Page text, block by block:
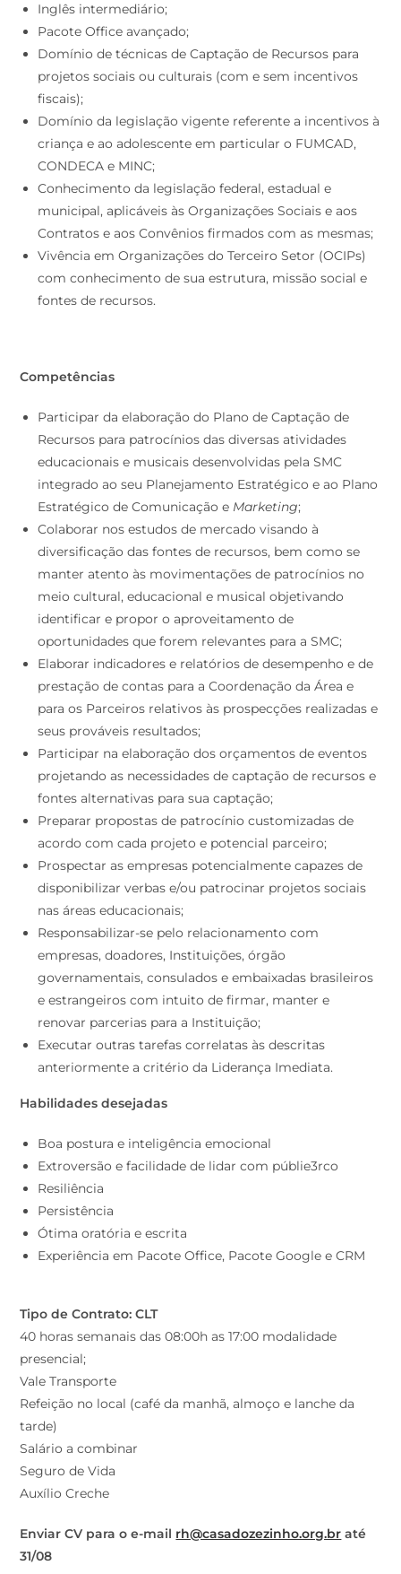
Inglês intermediário;
Pacote Office avançado;
Domínio de técnicas de Captação de Recursos para
projetos sociais ou culturais (com e sem incentivos
fiscais);
Domínio da legislação vigente referente a incentivos à
criança e ao adolescente em particular o FUMCAD,
CONDECA e MINC;
Conhecimento da legislação federal, estadual e
municipal, aplicáveis às Organizações Sociais e aos
Contratos e aos Convênios firmados com as mesmas;
Vivência em Organizações do Terceiro Setor (OCIPs)
com conhecimento de sua estrutura, missão social e
fontes de recursos.
Competências
Participar da elaboração do Plano de Captação de
Recursos para patrocínios das diversas atividades
educacionais e musicais desenvolvidas pela SMC
integrado ao seu Planejamento Estratégico e ao Plano
Estratégico de Comunicação e Marketing;
Colaborar nos estudos de mercado visando à
diversificação das fontes de recursos, bem como se
manter atento às movimentações de patrocínios no
meio cultural, educacional e musical objetivando
identificar e propor o aproveitamento de
oportunidades que forem relevantes para a SMC;
Elaborar indicadores e relatórios de desempenho e de
prestação de contas para a Coordenação da Área e
para os Parceiros relativos às prospecções realizadas e
seus prováveis resultados;
Participar na elaboração dos orçamentos de eventos
projetando as necessidades de captação de recursos e
fontes alternativas para sua captação;
Preparar propostas de patrocínio customizadas de
acordo com cada projeto e potencial parceiro;
Prospectar as empresas potencialmente capazes de
disponibilizar verbas e/ou patrocinar projetos sociais
nas áreas educacionais;
Responsabilizar-se pelo relacionamento com
empresas, doadores, Instituições, órgão
governamentais, consulados e embaixadas brasileiros
e estrangeiros com intuito de firmar, manter e
renovar parcerias para a Instituição;
Executar outras tarefas correlatas às descritas
anteriormente a critério da Liderança Imediata.
Habilidades desejadas
Boa postura e inteligência emocional
Extroversão e facilidade de lidar com públie3rco
Resiliência
Persistência
Ótima oratória e escrita
Experiência em Pacote Office, Pacote Google e CRM
Tipo de Contrato: CLT
40 horas semanais das 08:00h as 17:00 modalidade
presencial;
Vale Transporte
Refeição no local (café da manhã, almoço e lanche da
tarde)
Salário a combinar
Seguro de Vida
Auxílio Creche
Enviar CV para o e-mail rh@casadozezinho.org.br até
31/08